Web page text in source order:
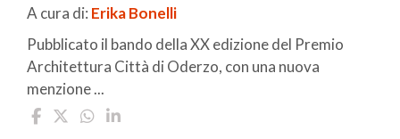
A cura di: Erika Bonelli
Pubblicato il bando della XX edizione del Premio
Architettura Città di Oderzo, con una nuova
menzione ...